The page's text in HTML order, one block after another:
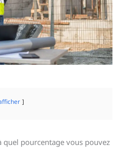
quel pourcentage vous pouvez